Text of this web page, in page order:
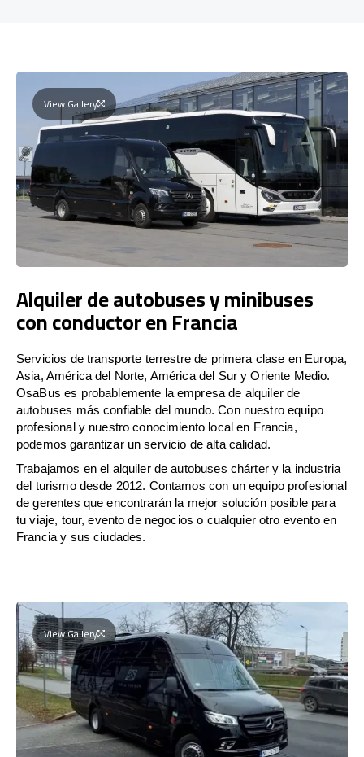
View Gallery
Alquiler de autobuses y minibuses
con conductor en Francia
Servicios de transporte terrestre de primera clase en Europa,
Asia, América del Norte, América del Sur y Oriente Medio.
OsaBus es probablemente la empresa de alquiler de
autobuses más confiable del mundo. Con nuestro equipo
profesional y nuestro conocimiento local en Francia,
podemos garantizar un servicio de alta calidad.
Trabajamos en el alquiler de autobuses chárter y la industria
del turismo desde 2012. Contamos con un equipo profesional
de gerentes que encontrarán la mejor solución posible para
tu viaje, tour, evento de negocios o cualquier otro evento en
Francia y sus ciudades.
View Gallery